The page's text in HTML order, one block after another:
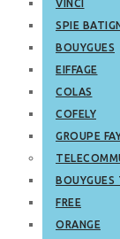
VINCI
SPIE
BOUYGUES
EIFFAGE
COLAS
COFELY
GROUPE
BOUYGUES
FREE
ORANGE